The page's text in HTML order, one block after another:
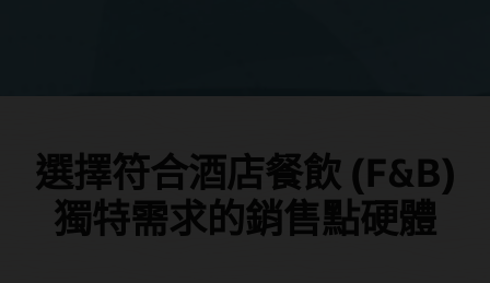
選擇符合酒店餐飲 (F&B)
獨特需求的銷售點硬體